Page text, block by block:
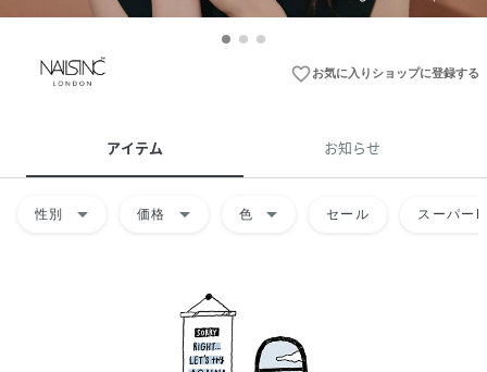
favorite_borderお気に入りショップに登録する
アイテム お知らせ
性別 arrow_drop_down 価格 arrow_drop_down 色 arrow_drop_down セール スーパー